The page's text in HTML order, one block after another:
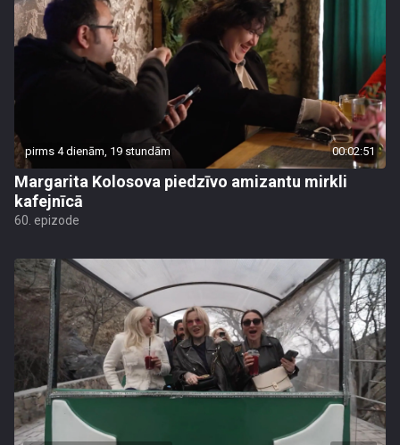
pirms 4 dienām, 19 stundām 00:02:51
Margarita Kolosova piedzīvo amizantu mirkli
kafejnīcā
60. epizode